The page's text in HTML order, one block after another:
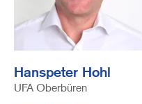
Hanspeter Hohl
UFA Oberbüren